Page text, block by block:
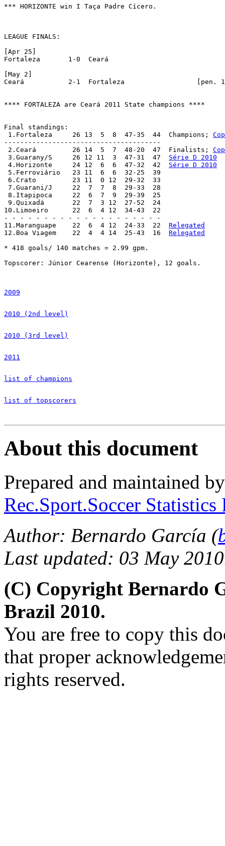
*** HORIZONTE win I Taça Padre Cícero.
LEAGUE FINALS:
[Apr 25]
Fortaleza	1-0  Ceará
[May 2]
Ceará	        2-1  Fortaleza			[pen. 1-3]
**** FORTALEZA are Ceará 2011 State champions ****
Final standings:
1.Fortaleza 	 26 13  5  8  47-35  44  Champions;
---------------------------------------
2.Ceará 	 26 14  5  7  48-20  47  Finalists;
3.Guarany/S 	 26 12 11  3  47-31  47 Série D 2010
4.Horizonte 	 24 12  6  6  47-32  42 Série D 2010
5.Ferroviário 	 23 11  6  6  32-25  39
6.Crato 	 23 11  0 12  29-32  33
7.Guarani/J 	 22  7  7  8  29-33  28
8.Itapipoca 	 22  6  7  9  29-39  25
9.Quixadá 	 22  7  3 12  27-52  24
10.Limoeiro 	 22  6  4 12  34-43  22
- - - - - - - - - - - - - - - - - - - -
11.Maranguape 	 22  6  4 12  24-33  22 Relegated
12.Boa Viagem 	 22  4  4 14  25-43  16 Relegated
* 418 goals/ 140 matches = 2.99 gpm.
Topscorer: Júnior Cearense (Horizonte), 12 goals.
2009
2010 (2nd level)
2010 (3rd level)
2011
list of champions
list of topscorers
About this document
Prepared and maintained
Rec.Sport.Soccer
Author: Bernardo García (
Last updated: 03 May
(C) Copyright Bernardo
Brazil 2010.
You are free to copy this
that proper
rights reserved.